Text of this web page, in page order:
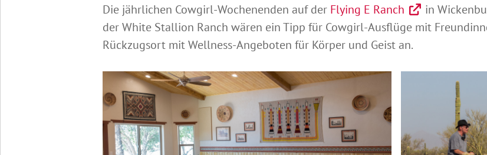
Die jährlichen Cowgirl-Wochenenden auf der Flying E Ranch
in
der White Stallion Ranch wären ein Tipp für Cowgirl-Ausflüge mit
Rückzugsort mit Wellness-Angeboten für Körper und Geist an.